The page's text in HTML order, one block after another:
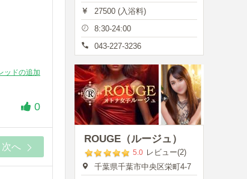
ッドの追加
0
次へ
27500 (入浴料)
8:30-24:00
043-227-3236
ROUGE（ルージュ）
5.0 レビュー(2)
千葉県千葉市中央区栄町4-7